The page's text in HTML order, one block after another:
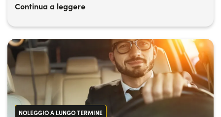
Continua a leggere
NOLEGGIO A LUNGO TERMINE